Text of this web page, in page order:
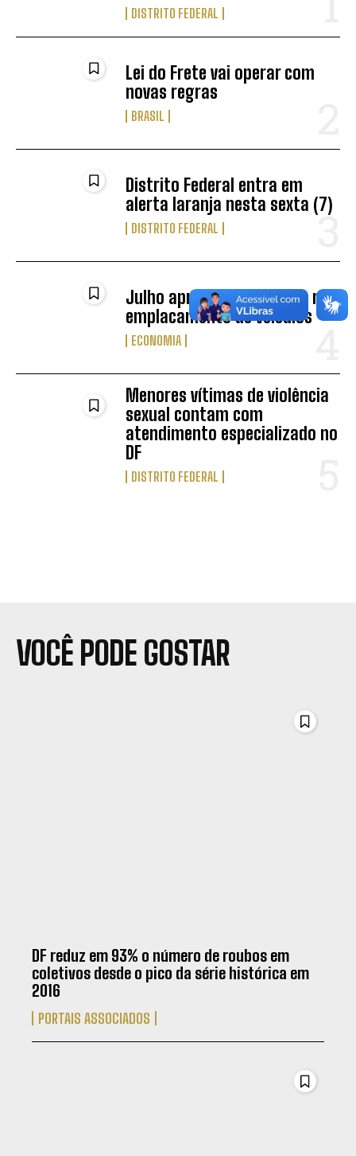
DISTRITO FEDERAL
Lei do Frete vai operar com
novas regras
BRASIL
Distrito Federal entra em
alerta laranja nesta sexta (7)
DISTRITO FEDERAL
Julho apresenta aumento no
emplacamento de veículos
ECONOMIA
Menores vítimas de violência
sexual contam com
atendimento especializado no
DF
DISTRITO FEDERAL
VOCÊ PODE GOSTAR
DF reduz em 93% o número de roubos em
coletivos desde o pico da série histórica em
2016
PORTAIS ASSOCIADOS